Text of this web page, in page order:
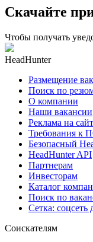
Скачайте
Чтобы получать
HeadHunter
Размещение
Поиск по
О компании
Наши вакансии
Реклама на
Требования к
Безопасный
HeadHunter API
Партнерам
Инвесторам
Каталог
Поиск по
Сетка: соцсеть
Соискателям